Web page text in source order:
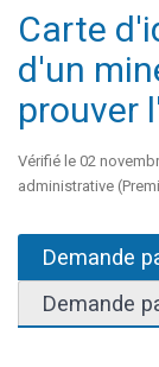
Carte
d'un
prouver
Vérifié le 02
administrative
Demande
Demande